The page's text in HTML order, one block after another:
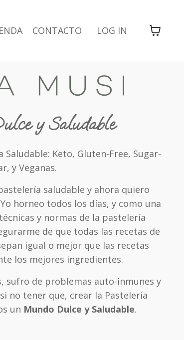
CONTACTO LOG IN
y Saludable
Keto, Gluten-Free, Sugar-
y Veganas.
saludable y ahora quiero
horneo todos los días, y como una
y normas de la pastelería
de que todas las recetas de
igual o mejor que las recetas
los mejores ingredientes.
sufro de problemas auto-inmunes y
no tener que, crear la Pastelería
un Mundo Dulce y Saludable.